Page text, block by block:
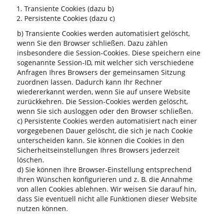
Transiente Cookies (dazu b)
Persistente Cookies (dazu c)
b) Transiente Cookies werden automatisiert gelöscht,
wenn Sie den Browser schließen. Dazu zählen
insbesondere die Session-Cookies. Diese speichern eine
sogenannte Session-ID, mit welcher sich verschiedene
Anfragen Ihres Browsers der gemeinsamen Sitzung
zuordnen lassen. Dadurch kann Ihr Rechner
wiedererkannt werden, wenn Sie auf unsere Website
zurückkehren. Die Session-Cookies werden gelöscht,
wenn Sie sich ausloggen oder den Browser schließen.
c) Persistente Cookies werden automatisiert nach einer
vorgegebenen Dauer gelöscht, die sich je nach Cookie
unterscheiden kann. Sie können die Cookies in den
Sicherheitseinstellungen Ihres Browsers jederzeit
löschen.
d) Sie können Ihre Browser-Einstellung entsprechend
Ihren Wünschen konfigurieren und z. B. die Annahme
von allen Cookies ablehnen. Wir weisen Sie darauf hin,
dass Sie eventuell nicht alle Funktionen dieser Website
nutzen können.